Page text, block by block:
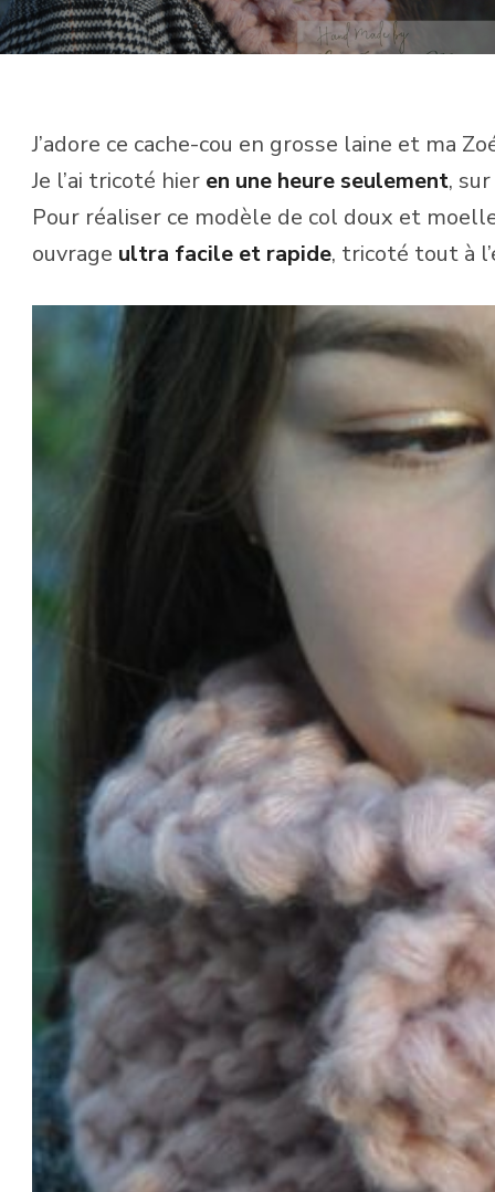
J’adore ce cache-cou en grosse laine et ma
Je l’ai tricoté hier en une heure seulement,
Pour réaliser ce modèle de col doux et
ouvrage ultra facile et rapide, tricoté tout à